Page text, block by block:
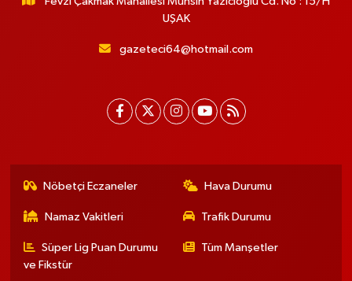
UŞAK
gazeteci64@hotmail.com
Nöbetçi Eczaneler Hava Durumu
Namaz Vakitleri Trafik Durumu
Süper Lig Puan Durumu
ve Fikstür
Tüm Manşetler